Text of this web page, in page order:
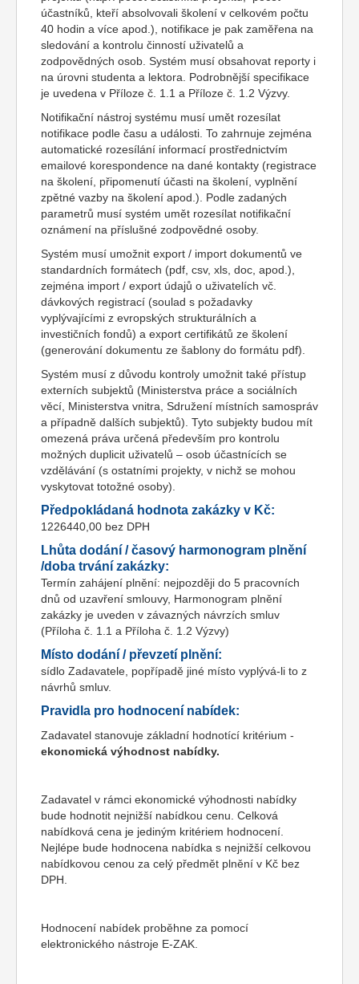
účastníků, kteří absolvovali školení v celkovém počtu
40 hodin a více apod.), notifikace je pak zaměřena na
sledování a kontrolu činností uživatelů a
zodpovědných osob. Systém musí obsahovat reporty i
na úrovni studenta a lektora. Podrobnější specifikace
je uvedena v Příloze č. 1.1 a Příloze č. 1.2 Výzvy.
Notifikační nástroj systému musí umět rozesílat
notifikace podle času a události. To zahrnuje zejména
automatické rozesílání informací prostřednictvím
emailové korespondence na dané kontakty (registrace
na školení, připomenutí účasti na školení, vyplnění
zpětné vazby na školení apod.). Podle zadaných
parametrů musí systém umět rozesílat notifikační
oznámení na příslušné zodpovědné osoby.
Systém musí umožnit export / import dokumentů ve
standardních formátech (pdf, csv, xls, doc, apod.),
zejména import / export údajů o uživatelích vč.
dávkových registrací (soulad s požadavky
vyplývajícími z evropských strukturálních a
investičních fondů) a export certifikátů ze školení
(generování dokumentu ze šablony do formátu pdf).
Systém musí z důvodu kontroly umožnit také přístup
externích subjektů (Ministerstva práce a sociálních
věcí, Ministerstva vnitra, Sdružení místních samospráv
a případně dalších subjektů). Tyto subjekty budou mít
omezená práva určená především pro kontrolu
možných duplicit uživatelů – osob účastnících se
vzdělávání (s ostatními projekty, v nichž se mohou
vyskytovat totožné osoby).
Předpokládaná hodnota zakázky v Kč:
1226440,00 bez DPH
Lhůta dodání / časový harmonogram plnění
/doba trvání zakázky:
Termín zahájení plnění: nejpozději do 5 pracovních
dnů od uzavření smlouvy, Harmonogram plnění
zakázky je uveden v závazných návrzích smluv
(Příloha č. 1.1 a Příloha č. 1.2 Výzvy)
Místo dodání / převzetí plnění:
sídlo Zadavatele, popřípadě jiné místo vyplývá-li to z
návrhů smluv.
Pravidla pro hodnocení nabídek:
Zadavatel stanovuje základní hodnotící kritérium -
ekonomická výhodnost nabídky.
Zadavatel v rámci ekonomické výhodnosti nabídky
bude hodnotit nejnižší nabídkou cenu. Celková
nabídková cena je jediným kritériem hodnocení.
Nejlépe bude hodnocena nabídka s nejnižší celkovou
nabídkovou cenou za celý předmět plnění v Kč bez
DPH.
Hodnocení nabídek proběhne za pomocí
elektronického nástroje E-ZAK.